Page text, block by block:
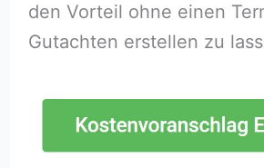
den Vorteil ohne einen
Gutachten erstellen zu